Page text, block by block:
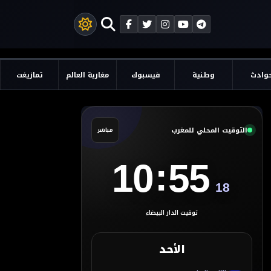
وطنية فيسبوك مغاربة العالم تمازيغت
التوقيت المحلي للمغرب مباشر
10:55 19
توقيت الدار البيضاء
الأحد